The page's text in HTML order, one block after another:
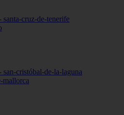
santa-cruz-de-tenerife
san-cristóbal-de-la-laguna
mallorca